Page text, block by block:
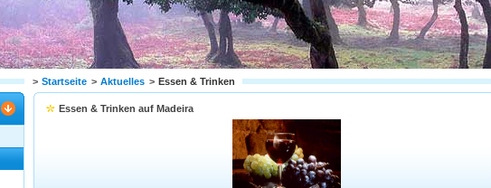
> Startseite > Aktuelles > Essen & Trinken
Essen & Trinken auf Madeira